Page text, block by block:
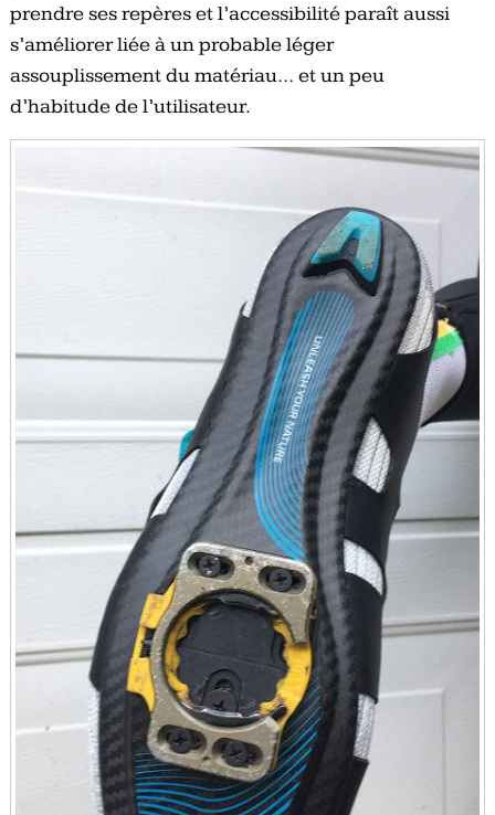
prendre ses repères et l’accessibilité paraît aussi
s’améliorer liée à un probable léger
assouplissement du matériau… et un peu
d’habitude de l’utilisateur.